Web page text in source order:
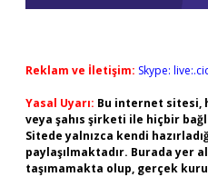
Reklam ve İletişim: Skype:
Yasal Uyarı: Bu internet sitesi,
veya şahıs şirketi ile hiçbir
Sitede yalnızca kendi
paylaşılmaktadır. Burada yer
taşımamakta olup, gerçek